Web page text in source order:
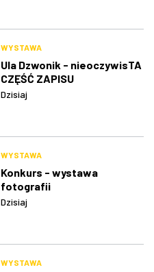
WYSTAWA
Ula Dzwonik - nieoczywisTA
CZĘŚĆ ZAPISU
Dzisiaj
WYSTAWA
Konkurs - wystawa
fotografii
Dzisiaj
WYSTAWA